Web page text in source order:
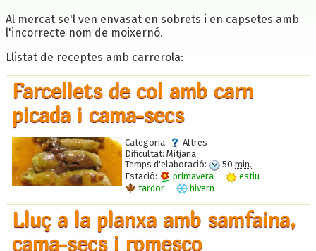
Al mercat se'l ven envasat en sobrets i en capsetes amb
l'incorrecte nom de moixernó.
Llistat de receptes amb carrerola:
Farcellets de col amb carn
picada i cama-secs
Categoria:
Altres
Dificultat: Mitjana
Temps d'elaboració:
50 min.
Estació:
primavera
estiu
tardor
hivern
Lluç a la planxa amb samfaina,
cama-secs i romesco